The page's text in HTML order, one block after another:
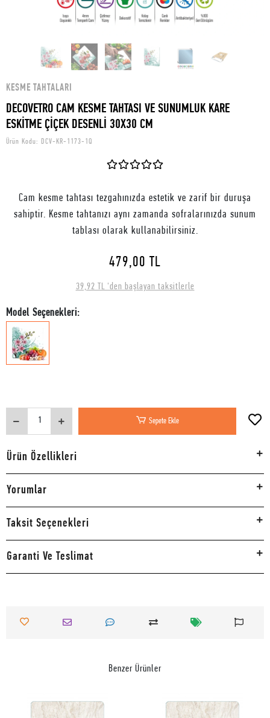
KESME TAHTALARI
DECOVETRO CAM KESME TAHTASI VE SUNUMLUK KARE
ESKİTME ÇİÇEK DESENLİ 30X30 CM
Ürün Kodu: DCV-KR-1173-1Q
Cam kesme tahtası tezgahınızda estetik ve zarif bir duruşa
sahiptir. Kesme tahtanızı aynı zamanda sofralarınızda sunum
tablası olarak kullanabilirsiniz.
479,00 TL
39,92 TL 'den başlayan taksitlerle
Model Seçenekleri:
Sepete Ekle
Ürün Özellikleri
Yorumlar
Taksit Seçenekleri
Garanti Ve Teslimat
Benzer Ürünler